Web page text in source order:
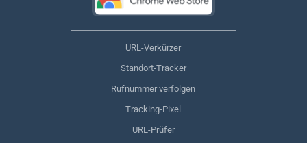
URL-Verkürzer
Standort-Tracker
Rufnummer verfolgen
Tracking-Pixel
URL-Prüfer